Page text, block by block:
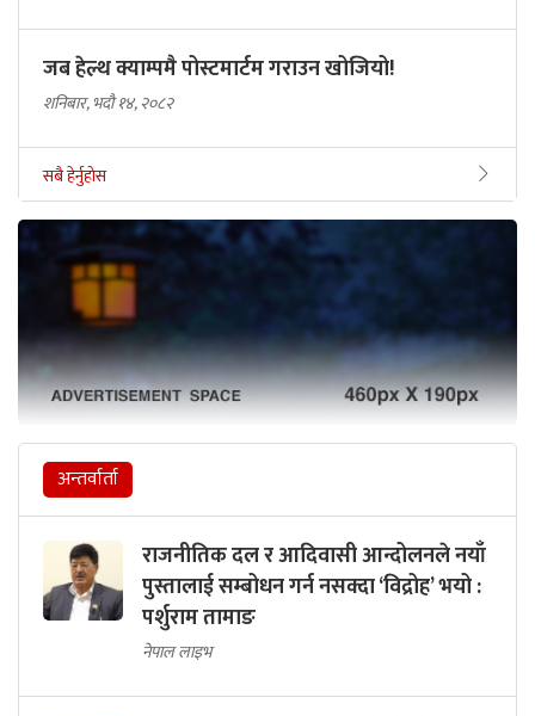
जब हेल्थ क्याम्पमै पोस्टमार्टम गराउन खोजियो!
शनिबार, भदौ १४, २०८२
सबै हेर्नुहोस
अन्तर्वार्ता
राजनीतिक दल र आदिवासी आन्दोलनले नयाँ
पुस्तालाई सम्बोधन गर्न नसक्दा ‘विद्रोह’ भयो :
पर्शुराम तामाङ
नेपाल लाइभ